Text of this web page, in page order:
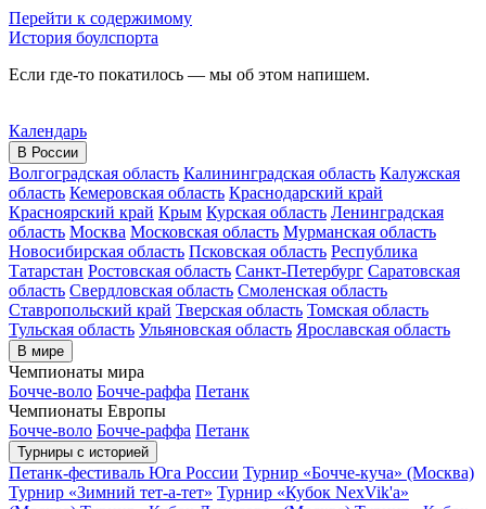
Перейти к содержимому
История боулспорта
Если где-то покатилось — мы об этом напишем.
Календарь
В России
Волгоградская область Калининградская область Калужская
область Кемеровская область Краснодарский край
Красноярский край Крым Курская область Ленинградская
область Москва Московская область Мурманская область
Новосибирская область Псковская область Республика
Татарстан Ростовская область Санкт-Петербург Саратовская
область Свердловская область Смоленская область
Ставропольский край Тверская область Томская область
Тульская область Ульяновская область Ярославская область
В мире
Чемпионаты мира
Бочче-воло Бочче-раффа Петанк
Чемпионаты Европы
Бочче-воло Бочче-раффа Петанк
Турниры с историей
Петанк-фестиваль Юга России Турнир «Бочче-куча» (Москва)
Турнир «Зимний тет-а-тет» Турнир «Кубок NexVik'a»